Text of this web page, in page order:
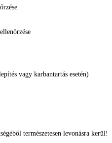
vagy karbantartás esetén)
természetesen levonásra kerül!